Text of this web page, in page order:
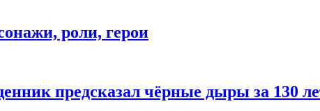
роли, герои
предсказал чёрные дыры за 130